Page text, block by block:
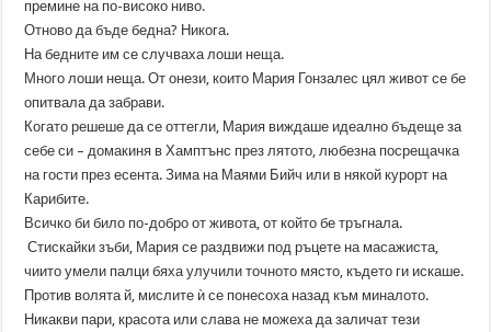
премине на по-високо ниво.
Отново да бъде бедна? Никога.
На бедните им се случваха лоши неща.
Много лоши неща. От онези, които Мария Гонзалес цял живот се бе
опитвала да забрави.
Когато решеше да се оттегли, Мария виждаше идеално бъдеще за
себе си – домакиня в Хамптънс през лятото, любезна посрещачка
на гости през есента. Зима на Маями Бийч или в някой курорт на
Карибите.
Всичко би било по-добро от живота, от който бе тръгнала.
Стискайки зъби, Мария се раздвижи под ръцете на масажиста,
чиито умели палци бяха улучили точното място, където ги искаше.
Против волята й, мислите ѝ се понесоха назад към миналото.
Никакви пари, красота или слава не можеха да заличат тези